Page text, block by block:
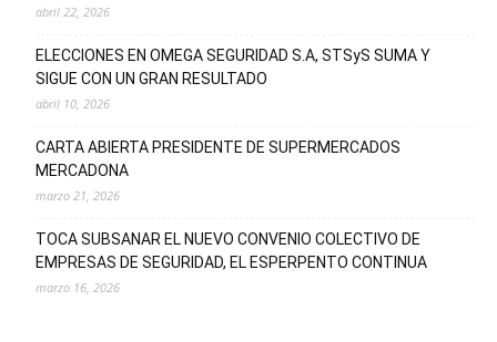
abril 22, 2026
ELECCIONES EN OMEGA SEGURIDAD S.A, STSyS SUMA Y
SIGUE CON UN GRAN RESULTADO
abril 10, 2026
CARTA ABIERTA PRESIDENTE DE SUPERMERCADOS
MERCADONA
marzo 21, 2026
TOCA SUBSANAR EL NUEVO CONVENIO COLECTIVO DE
EMPRESAS DE SEGURIDAD, EL ESPERPENTO CONTINUA
marzo 16, 2026